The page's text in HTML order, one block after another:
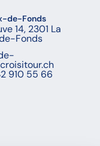
de-Fonds
14, 2301 La
Fonds
910 55 66